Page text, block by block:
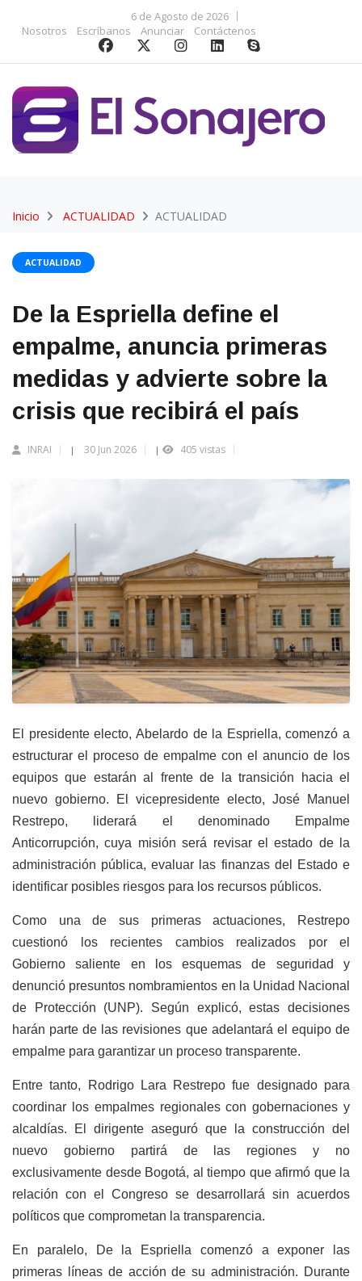
6 de Agosto de 2026
Nosotros
Escríbanos Anunciar Contáctenos
Inicio ACTUALIDAD ACTUALIDAD
ACTUALIDAD
De la Espriella define el
empalme, anuncia primeras
medidas y advierte sobre la
crisis que recibirá el país
INRAI | 30 Jun 2026 | 405 vistas
El presidente electo, Abelardo de la Espriella, comenzó a
estructurar el proceso de empalme con el anuncio de los
equipos que estarán al frente de la transición hacia el
nuevo gobierno. El vicepresidente electo, José Manuel
Restrepo, liderará el denominado Empalme
Anticorrupción, cuya misión será revisar el estado de la
administración pública, evaluar las finanzas del Estado e
identificar posibles riesgos para los recursos públicos.
Como una de sus primeras actuaciones, Restrepo
cuestionó los recientes cambios realizados por el
Gobierno saliente en los esquemas de seguridad y
denunció presuntos nombramientos en la Unidad Nacional
de Protección (UNP). Según explicó, estas decisiones
harán parte de las revisiones que adelantará el equipo de
empalme para garantizar un proceso transparente.
Entre tanto, Rodrigo Lara Restrepo fue designado para
coordinar los empalmes regionales con gobernaciones y
alcaldías. El dirigente aseguró que la construcción del
nuevo gobierno partirá de las regiones y no
exclusivamente desde Bogotá, al tiempo que afirmó que la
relación con el Congreso se desarrollará sin acuerdos
políticos que comprometan la transparencia.
En paralelo, De la Espriella comenzó a exponer las
primeras líneas de acción de su administración. Durante